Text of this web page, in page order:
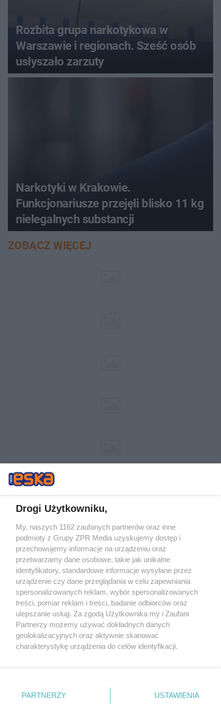
Rozbita grupa narkotykowa w
Warszawie i regionach. Sześć osób
usłyszało zarzuty
Narkotyki w Krakowie.
Funkcjonariusze przejęli blisko 11 kg
nielegalnych substancji
ZOBACZ WIĘCEJ
Żaden utwór zamieszczony w serwisie nie może być powielany i
rozpowszechniany lub dalej rozpowszechniany w jakikolwiek sposób (w
tym także elektroniczny lub mechaniczny) na jakimkolwiek polu
eksploatacji w jakiejkolwiek formie, włącznie z umieszczaniem w
Internecie bez pisemnej zgody właściciela praw. Jakiekolwiek użycie lub
wykorzystanie utworów w całości lub w części z naruszeniem prawa,
tzn. bez właściwej zgody, jest zabronione pod groźbą kary i może być
ścigane prawnie.
Drogi Użytkowniku,
My, naszych 1162 zaufanych partnerów oraz inne
podmioty z Grupy ZPR Media uzyskujemy dostęp i
przechowujemy informacje na urządzeniu oraz
przetwarzamy dane osobowe, takie jak unikalne
identyfikatory, standardowe informacje wysyłane przez
urządzenie czy dane przeglądania w celu zapewniania
spersonalizowanych reklam, wybór spersonalizowanych
treści, pomiar reklam i treści, badanie odbiorców oraz
ulepszanie usług. Za zgodą Użytkownika my i Zaufani
Partnerzy możemy używać dokładnych danych
geolokalizacyjnych oraz aktywnie skanować
charakterystykę urządzenia do celów identyfikacji.
zmienić/wycofać klikając przycisk ustawień prywatności
znajdujący się w lewym dolnym rogu strony
PARTNERZY USTAWIENIA